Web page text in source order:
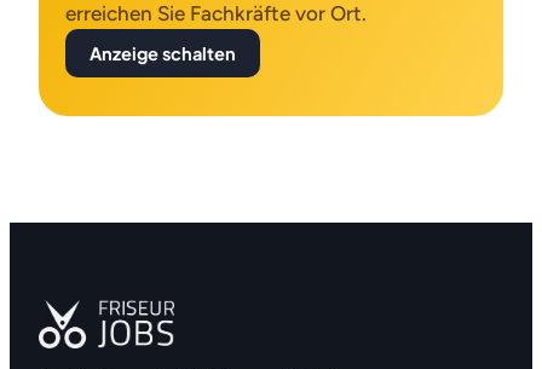
erreichen Sie Fachkräfte vor Ort.
Anzeige schalten